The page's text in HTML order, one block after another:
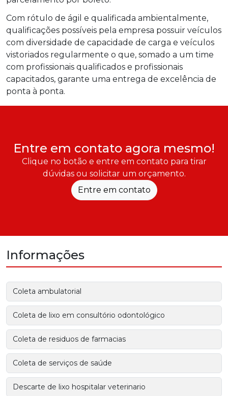
Com rótulo de ágil e qualificada ambientalmente,
qualificações possíveis pela empresa possuir veículos
com diversidade de capacidade de carga e veículos
vistoriados regularmente o que, somado a um time
com profissionais qualificados e profissionais
capacitados, garante uma entrega de excelência de
ponta à ponta.
Entre em contato agora mesmo!
Clique no botão e entre em contato para tirar
dúvidas ou solicitar um orçamento.
Entre em contato
Informações
Coleta ambulatorial
Coleta de lixo em consultório odontológico
Coleta de residuos de farmacias
Coleta de serviços de saúde
Descarte de lixo hospitalar veterinario